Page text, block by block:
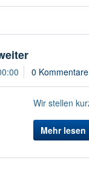
0 Kommentare
Wir stellen
Mehr lesen